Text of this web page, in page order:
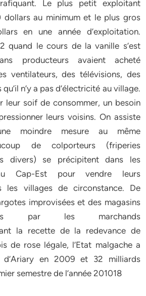
Le plus petit exploitant
au minimum et le plus gros
en une année d’exploitation.
quand le cours de la vanille s’est
producteurs avaient acheté
ventilateurs, des télévisions, des
n’y a pas d’électricité au village.
leur soif de consommer, un besoin
leurs voisins. On assiste
une moindre mesure au même
de colporteurs (friperies
divers) se précipitent dans les
Cap-Est pour vendre leurs
les villages de circonstance. De
improvisées et des magasins
par les marchands
la recette de la redevance de
de rose légale, l’Etat malgache a
d’Ariary en 2009 et 32 milliards
semestre de l’année 201018